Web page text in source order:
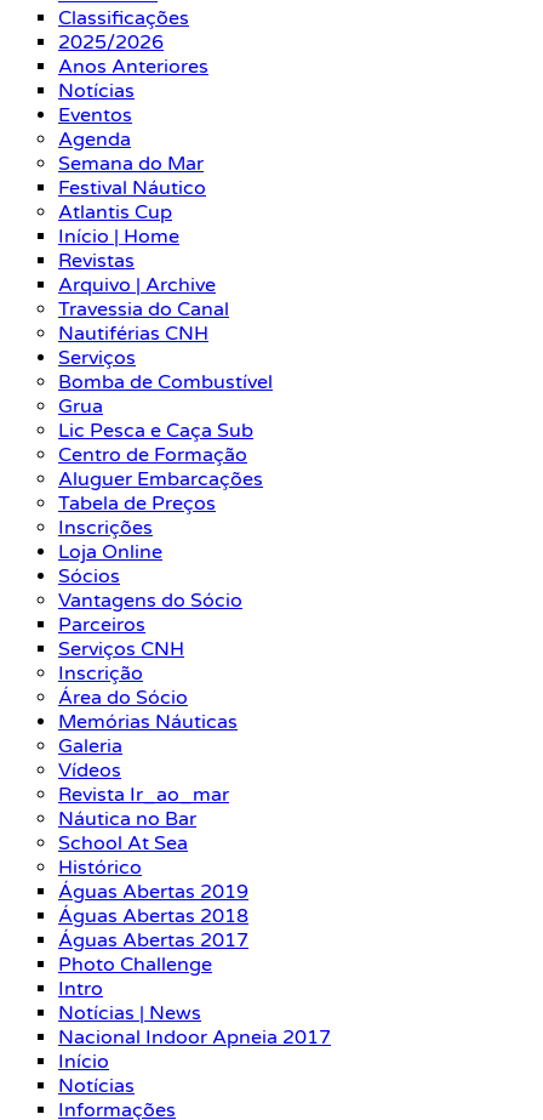
Classificações
2025/2026
Anos Anteriores
Notícias
Eventos
Agenda
Semana do Mar
Festival Náutico
Atlantis Cup
Início | Home
Revistas
Arquivo | Archive
Travessia do Canal
Nautiférias CNH
Serviços
Bomba de Combustível
Grua
Lic Pesca e Caça Sub
Centro de Formação
Aluguer Embarcações
Tabela de Preços
Inscrições
Loja Online
Sócios
Vantagens do Sócio
Parceiros
Serviços CNH
Inscrição
Área do Sócio
Memórias Náuticas
Galeria
Vídeos
Revista Ir_ao_mar
Náutica no Bar
School At Sea
Histórico
Águas Abertas 2019
Águas Abertas 2018
Águas Abertas 2017
Photo Challenge
Intro
Notícias | News
Nacional Indoor Apneia 2017
Início
Notícias
Informações